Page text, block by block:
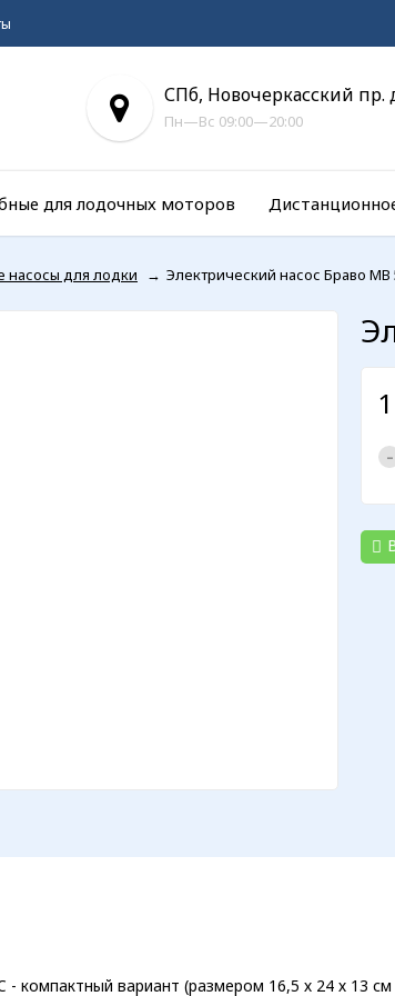
СПб, Новочеркасский пр.
Пн—Вс 09:00—20:00
для лодочных моторов
насосы для лодки → Электрический насос Браво MB
-
- компактный вариант (размером 16,5 х 24 х 13